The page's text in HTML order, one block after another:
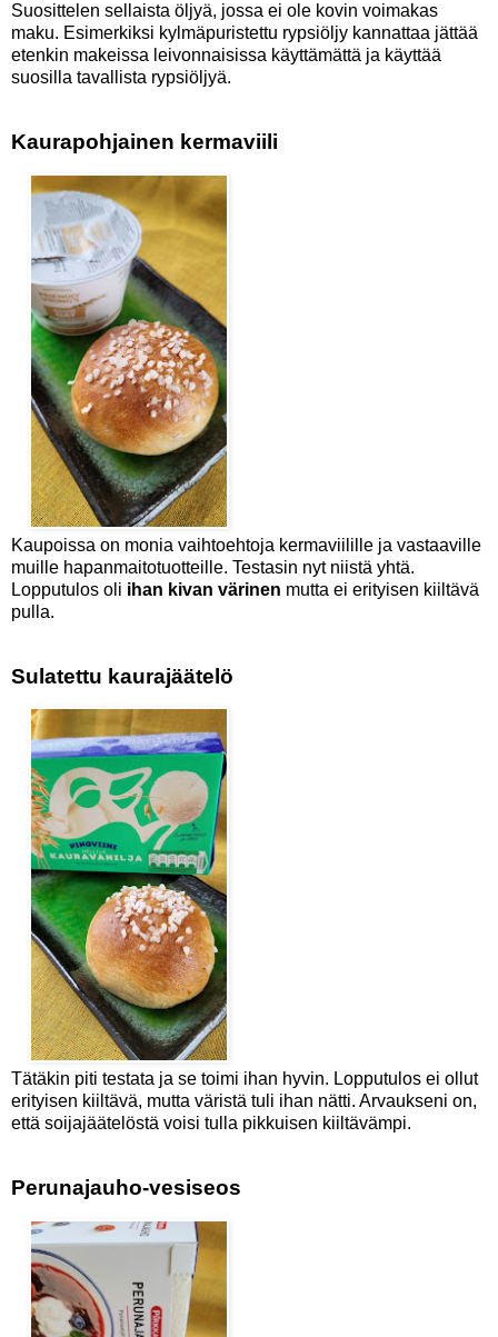
Suosittelen sellaista öljyä, jossa ei ole kovin voimakas
maku. Esimerkiksi kylmäpuristettu rypsiöljy kannattaa jättää
etenkin makeissa leivonnaisissa käyttämättä ja käyttää
suosilla tavallista rypsiöljyä.
Kaurapohjainen kermaviili
Kaupoissa on monia vaihtoehtoja kermaviilille ja vastaaville
muille hapanmaitotuotteille. Testasin nyt niistä yhtä.
Lopputulos oli ihan kivan värinen mutta ei erityisen kiiltävä
pulla.
Sulatettu kaurajäätelö
Tätäkin piti testata ja se toimi ihan hyvin. Lopputulos ei ollut
erityisen kiiltävä, mutta väristä tuli ihan nätti. Arvaukseni on,
että soijajäätelöstä voisi tulla pikkuisen kiiltävämpi.
Perunajauho-vesiseos